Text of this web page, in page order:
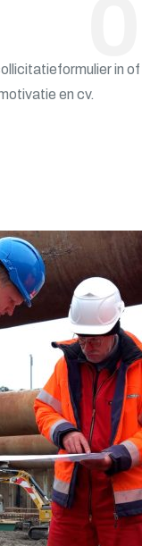
in
en cv.